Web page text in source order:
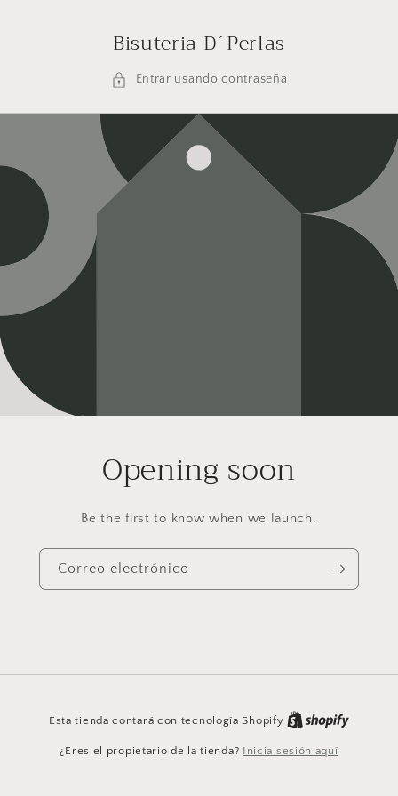
Bisuteria D´Perlas
Entrar usando contraseña
Opening soon
Be the first to know when we launch.
Correo electrónico
Esta tienda contará con tecnología Shopify
¿Eres el propietario de la tienda? Inicia sesión aquí